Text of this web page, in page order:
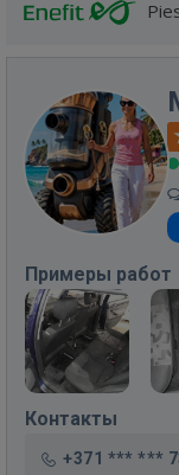
Примеры работ
Контакты
+371 *** ***